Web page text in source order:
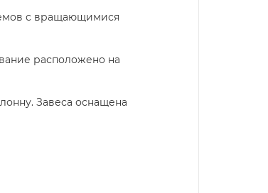
с вращающимися
расположено на
Завеса оснащена